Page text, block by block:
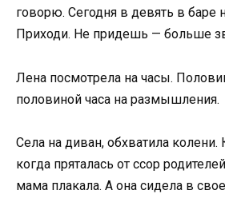
говорю. Сегодня в девять в баре
Приходи. Не придешь — больше
Лена посмотрела на часы.
половиной часа на размышления.
Села на диван, обхватила колени.
когда пряталась от ссор
мама плакала. А она сидела в